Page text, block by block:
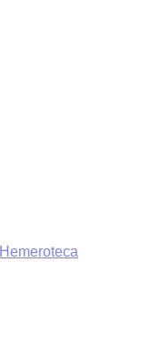
Hemeroteca